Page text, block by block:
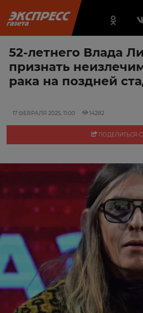
52-летнего Влада
признать
рака на поздней
17 ФЕВРАЛЯ 2025, 11:00 14282
ПОДЕЛИТЬСЯ